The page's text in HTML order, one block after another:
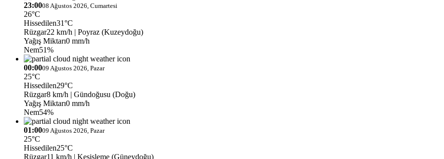
23:0008 Ağustos 2026, Cumartesi
26°C
Hissedilen31°C
Rüzgar22 km/h | Poyraz (Kuzeydoğu)
Yağış Miktarı0 mm/h
Nem51%
00:0009 Ağustos 2026, Pazar
25°C
Hissedilen29°C
Rüzgar8 km/h | Gündoğusu (Doğu)
Yağış Miktarı0 mm/h
Nem54%
01:0009 Ağustos 2026, Pazar
25°C
Hissedilen25°C
Rüzgar11 km/h | Keşişleme (Güneydoğu)